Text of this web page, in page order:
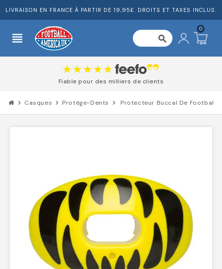
LIVRAISON EN FRANCE À PARTIR DE 19,95£. DROITS ET TAXES INCLUS.
view_headline search
0
Fiable pour des milliers de clients
chevron_right Casques chevron_right Protège-Dents chevron_right Protecteur Buccal De Football